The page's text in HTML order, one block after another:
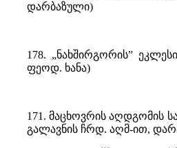
დარბაზული)
178. „ნახშირგორის”
ფეოდ. ხანა)
171. მაცხოვრის აღდგომის
გალავნის ჩრდ. აღმ-ით,